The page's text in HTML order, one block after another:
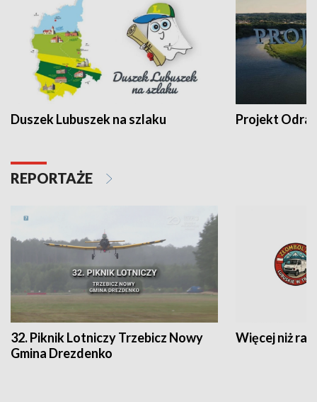
Duszek Lubuszek na szlaku Projekt Odra
REPORTAŻE
32. Piknik Lotniczy Trzebicz Nowy
Gmina Drezdenko
Więcej niż rajd